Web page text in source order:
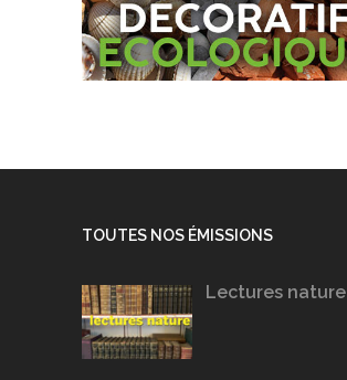
TOUTES NOS ÉMISSIONS
Lectures nature